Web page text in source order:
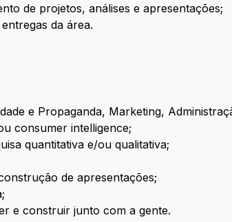
de projetos, análises e apresentações;
da área.
e Propaganda, Marketing,
consumer intelligence;
quantitativa e/ou qualitativa;
de apresentações;
e construir junto com a gente.